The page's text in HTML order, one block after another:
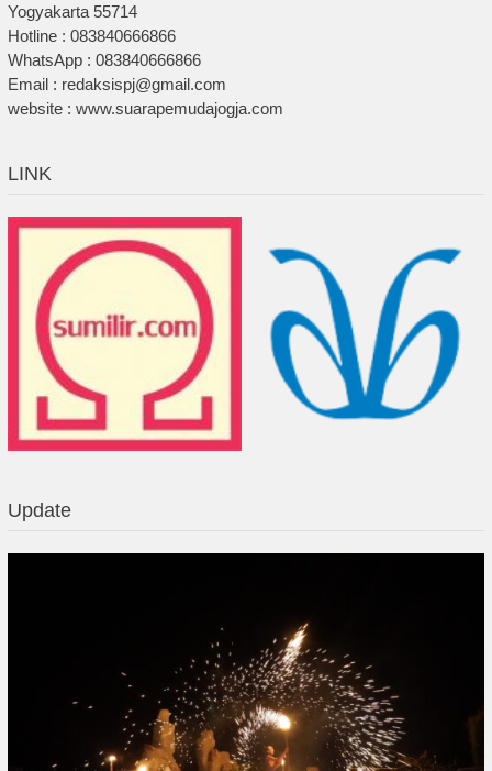
Yogyakarta 55714
Hotline : 083840666866
WhatsApp : 083840666866
Email : redaksispj@gmail.com
website : www.suarapemudajogja.com
LINK
Update